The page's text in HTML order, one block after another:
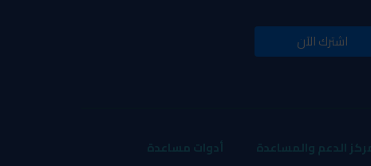
اشترك الآن
الدعم والمساعدة أدوات مساعدة